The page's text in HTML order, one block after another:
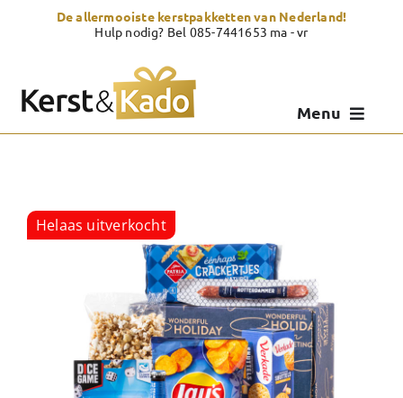
De allermooiste kerstpakketten van Nederland!
Hulp nodig? Bel 085-7441653 ma - vr
Menu
Zelf samenstellen
Over Kerst & Kado
Helaas uitverkocht